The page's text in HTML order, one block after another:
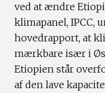
ved at ændre
klimapanel, IPCC,
hovedrapport, at
mærkbare især i
Etiopien står
af den lave